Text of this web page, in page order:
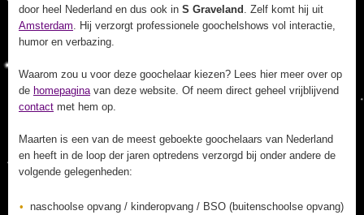
door heel Nederland en dus ook in S Graveland . Zelf komt hij uit
Amsterdam. Hij verzorgt professionele goochelshows vol interactie,
humor en verbazing.
Waarom zou u voor deze goochelaar kiezen? Lees hier meer over op
de homepaginavan deze website. Of neem direct geheel vrijblijvend
contact met hem op.
Maarten is een van de meest geboekte goochelaars van Nederland
en heeft in de loop der jaren optredens verzorgd bij onder andere de
volgende gelegenheden:
naschoolse opvang / kinderopvang / BSO (buitenschoolse opvang)